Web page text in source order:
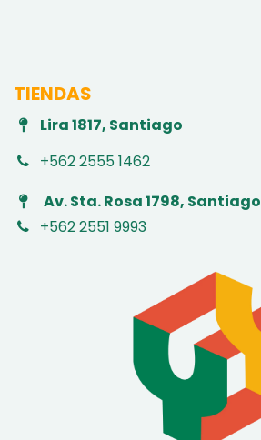
TIENDAS
Lira 1817, Santiago
+562 2555 1462
Av. Sta. Rosa 1798, Santiago
+562 2551 9993